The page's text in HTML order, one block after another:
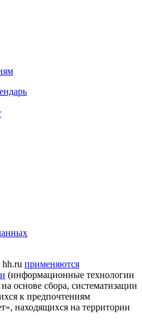
применяются
(информационные технологии
основе сбора, систематизации
к предпочтениям
находящихся на территории